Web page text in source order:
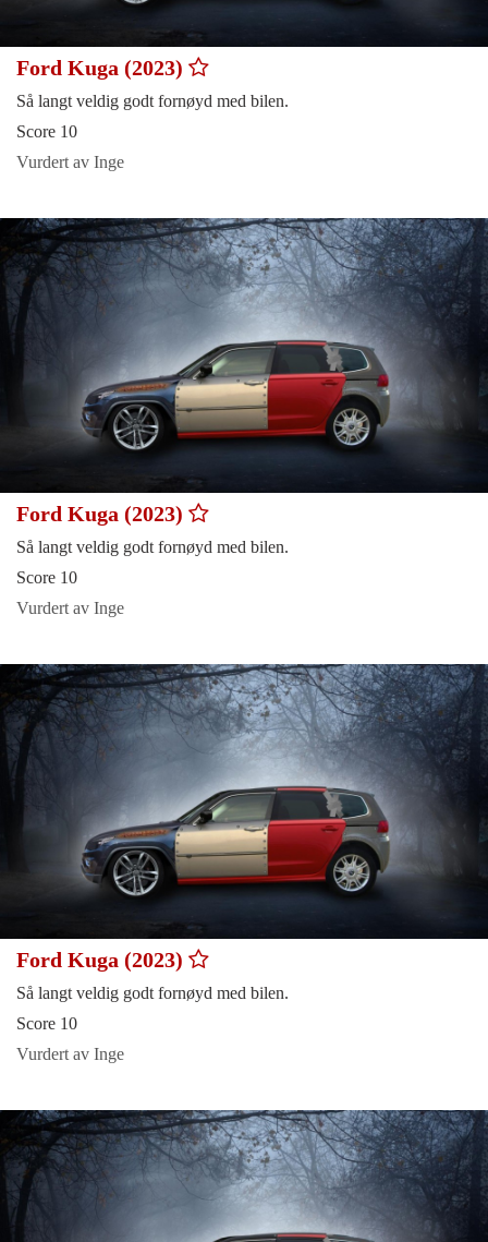
Ford Kuga (2023)
Så langt veldig godt fornøyd med bilen.
Score 10
Vurdert av Inge
Ford Kuga (2023)
Så langt veldig godt fornøyd med bilen.
Score 10
Vurdert av Inge
Ford Kuga (2023)
Så langt veldig godt fornøyd med bilen.
Score 10
Vurdert av Inge